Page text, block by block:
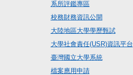
系所評鑑專區
校務財務資訊公開
大陸地區大學學歷甄試
大學社會責任(USR)資訊平台
臺灣國立大學系統
檔案應用申請